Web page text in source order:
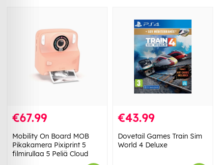
€67.99
Mobility On Board MOB
Pikakamera Pixiprint 5
filmirullaa 5 Peliä Cloud
€43.99
Dovetail Games Train Sim
World 4 Deluxe